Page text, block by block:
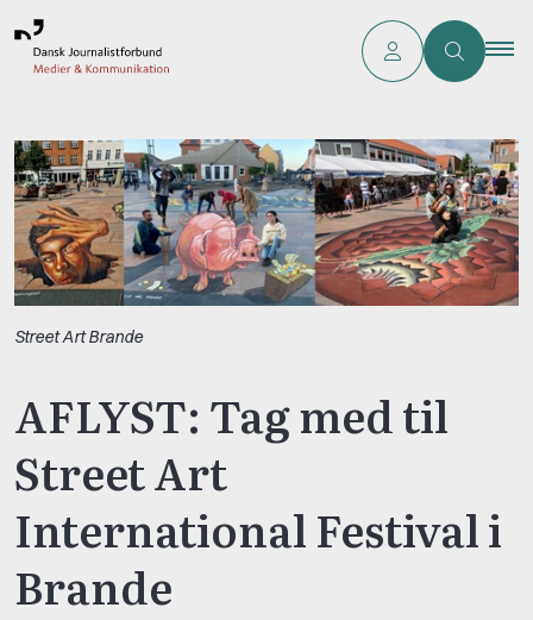
Street Art Brande
AFLYST: Tag med til
Street Art
International Festival i
Brande